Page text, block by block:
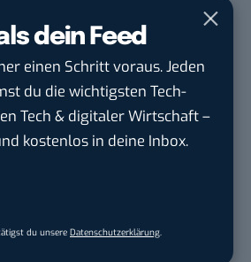
dein Feed
einen Schritt voraus. Jeden
du die wichtigsten Tech-
Tech & digitaler Wirtschaft –
kostenlos in deine Inbox.
du unsere Datenschutzerklärung
sich das Foto-Netzwerk
Plattform. Instagram
Website, aber die
die Möglichkeit, im
etwas wie einen Blog-Bereich zu
des Storytelling.
sich auf erzählerische Weise